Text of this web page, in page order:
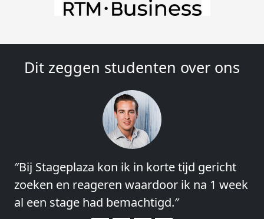
Dit zeggen studenten over ons
″Bij Stageplaza kon ik in korte tijd gericht
zoeken en reageren waardoor ik na 1 week
al een stage had bemachtigd.″
″Vooral de snelheid en de betrokkenheid
van het regelen en contact leggen vond ik
erg goed.″